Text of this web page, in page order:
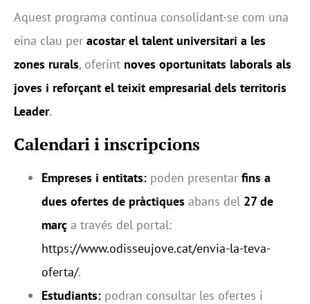
Aquest programa continua consolidant-se com una
eina clau per acostar el talent universitari a les
zones rurals, oferint noves oportunitats laborals als
joves i reforçant el teixit empresarial dels territoris
Leader.
Calendari i inscripcions
Empreses i entitats: poden presentar fins a
dues ofertes de pràctiques abans del 27 de
març a través del portal:
https://www.odisseujove.cat/envia-la-teva-
oferta/.
Estudiants: podran consultar les ofertes i